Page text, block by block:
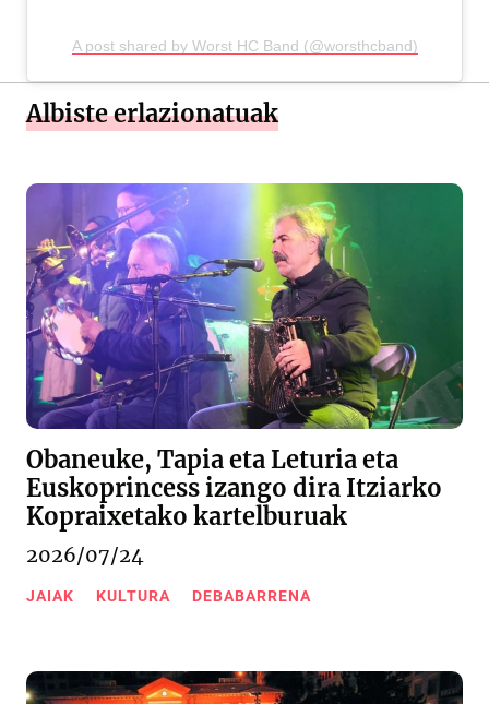
A post shared by Worst HC Band (@worsthcband)
Albiste erlazionatuak
Obaneuke, Tapia eta Leturia eta
Euskoprincess izango dira Itziarko
Kopraixetako kartelburuak
2026/07/24
JAIAK KULTURA DEBABARRENA